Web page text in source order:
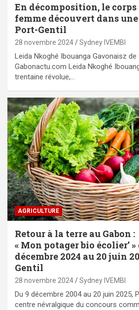
En décomposition, le corps
femme découvert dans
Port-Gentil
28 novembre 2024 Sydney IVEMBI
Leida Nkoghé Ibouanga Gavonaisz
Gabonactu.com Leida Nkoghé
trentaine révolue,…
AGRICULTURE
Retour à la terre au Gabon
« Mon potager bio écolier’ »
décembre 2024 au 20 juin
Gentil
28 novembre 2024 Sydney IVEMBI
Du 9 décembre 2004 au 20 juin 2025,
centre névralgique du concours